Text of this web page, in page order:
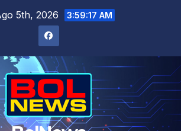
5th, 2026 3:59:18 AM